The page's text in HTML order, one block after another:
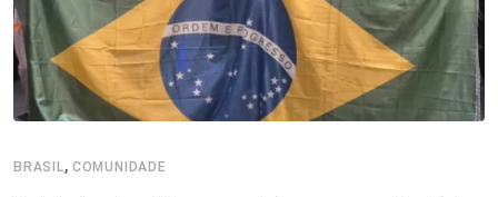
t
BRASIL, COMUNIDADE